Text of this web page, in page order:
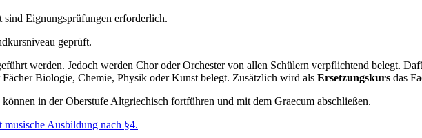
Eignungsprüfungen erforderlich.
geprüft.
werden. Jedoch werden Chor oder Orchester von allen Schülern verpflichtend belegt.
Biologie, Chemie, Physik oder Kunst belegt. Zusätzlich wird als Ersetzungskurs das
in der Oberstufe Altgriechisch fortführen und mit dem Graecum abschließen.
Ausbildung nach §4.